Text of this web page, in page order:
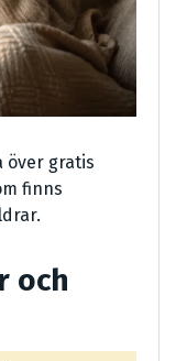
över gratis
finns
och